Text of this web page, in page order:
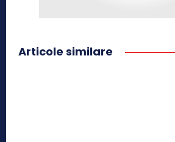
Articole similare